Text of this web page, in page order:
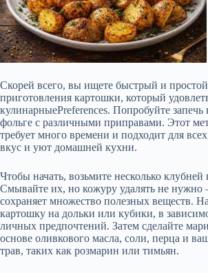
Скорей всего, вы ищете быстрый и
приготовления картошки, который
кулинарныеPreferences. Попробуйте запечь
фольге с различными приправами. Этот
требует много времени и подходит для
вкус и уют домашней кухни.
Чтобы начать, возьмите несколько клубней
Смывайте их, но кожуру удалять не нужно
сохраняет множество полезных веществ.
картошку на дольки или кубики, в
личных предпочтений. Затем сделайте
основе оливкового масла, соли, перца и
трав, таких как розмарин или тимьян.